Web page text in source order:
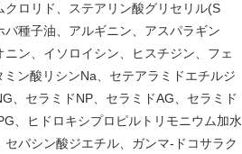
ロリド、ステアリン酸グリセリル(S
種子油、アルギニン、アスパラギン
ン、イソロイシン、ヒスチジン、フェ
ン酸リシンNa、セテアラミドエチルジ
、セラミドNP、セラミドAG、セラミド
、ヒドロキシプロピルトリモニウム加水
バシン酸ジエチル、ガンマ-ドコサラク